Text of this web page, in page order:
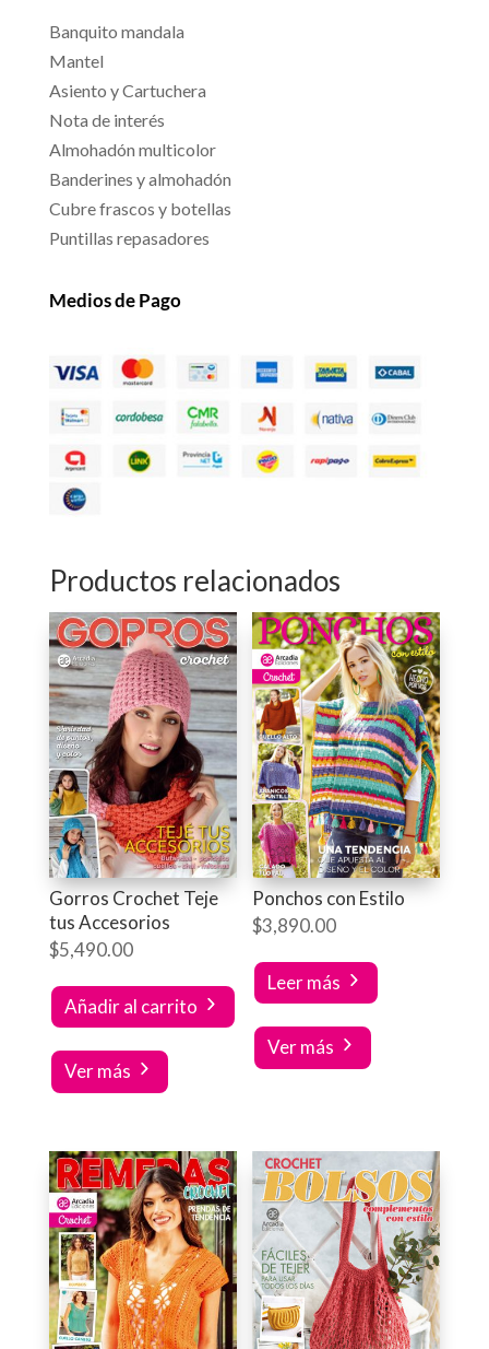
Banquito mandala
Mantel
Asiento y Cartuchera
Nota de interés
Almohadón multicolor
Banderines y almohadón
Cubre frascos y botellas
Puntillas repasadores
Medios de Pago
Productos relacionados
Gorros Crochet Teje
tus Accesorios
$5,490.00
Añadir al carrito
Ver más
Ponchos con Estilo
$3,890.00
Leer más
Ver más